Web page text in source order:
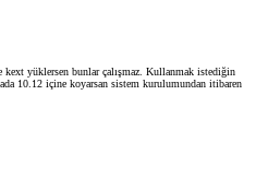
yüklersen bunlar çalışmaz. Kullanmak istediğin
10.12 içine koyarsan sistem kurulumundan itibaren